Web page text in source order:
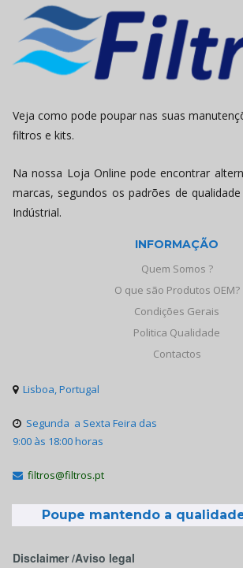
Veja como pode poupar nas suas
filtros e kits.
Na nossa Loja Online pode encontrar
marcas, segundos os padrões de
Indústrial.
INFORMAÇÃO
Quem Somos ?
O que são Produtos OEM?
Condições Gerais
Politica Qualidade
Contactos
 Lisboa, Portugal
 Segunda a Sexta Feira das
9:00 às 18:00 horas
 filtros@filtros.pt
Poupe mantendo a
Disclaimer /Aviso legal